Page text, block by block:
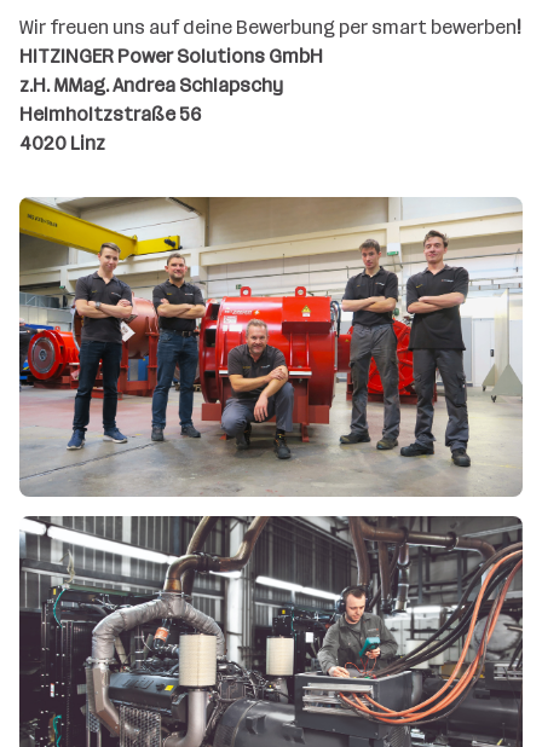
Wir freuen uns auf deine Bewerbung per smart bewerben!
HITZINGER Power Solutions GmbH
z.H. MMag. Andrea Schlapschy
Helmholtzstraße 56
4020 Linz